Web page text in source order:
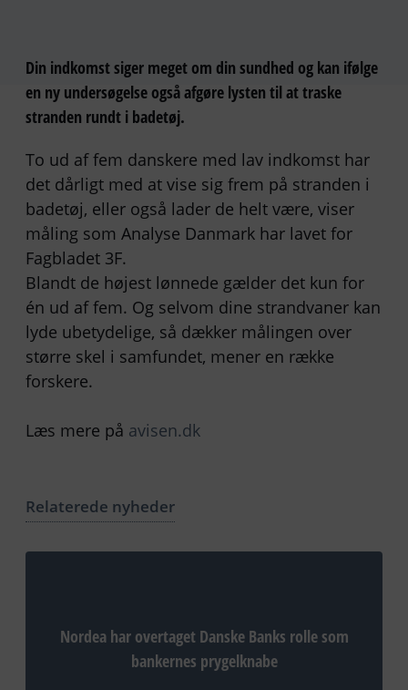
Din indkomst siger meget om din sundhed og kan ifølge
en ny undersøgelse også afgøre lysten til at traske
stranden rundt i badetøj.
To ud af fem danskere med lav indkomst har
det dårligt med at vise sig frem på stranden i
badetøj, eller også lader de helt være, viser
måling som Analyse Danmark har lavet for
Fagbladet 3F.
Blandt de højest lønnede gælder det kun for
én ud af fem. Og selvom dine strandvaner kan
lyde ubetydelige, så dækker målingen over
større skel i samfundet, mener en række
forskere.
Læs mere på avisen.dk
Relaterede nyheder
Nordea har overtaget Danske Banks rolle som
bankernes prygelknabe